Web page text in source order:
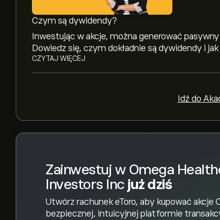
Czym są dywidendy?
Inwestując w akcje, można generować
Dowiedz się, czym dokładnie są dywidendy i jak
CZYTAJ WIĘCEJ
Idź do
Zainwestuj w Omega
Investors Inc już dziś
Utwórz rachunek eToro, aby kupować akcje
bezpiecznej, intuicyjnej platformie
Zarejestruj się
na eToro, aby poznać
Analitycy oferują prognozy dla instrumentu:
trendy rynkowe, raporty finansowe i
dotyczące przyszłych ruchów cen.
Na podstawie rekomendacji 7 analityków